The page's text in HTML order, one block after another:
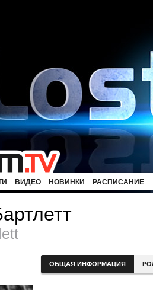
ВИДЕО НОВИНКИ РАСПИСАНИЕ
ОБЩАЯ ИНФОРМАЦИЯ